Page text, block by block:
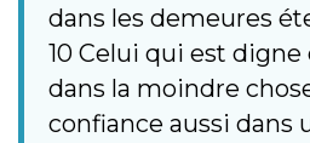
dans les demeures
10 Celui qui est digne
dans la moindre
confiance aussi dans